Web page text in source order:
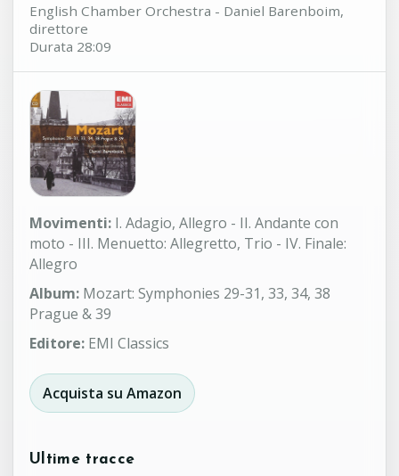
English Chamber Orchestra - Daniel Barenboim,
direttore
Durata 28:09
Movimenti: I. Adagio, Allegro - II. Andante con
moto - III. Menuetto: Allegretto, Trio - IV. Finale:
Allegro
Album: Mozart: Symphonies 29-31, 33, 34, 38
Prague & 39
Editore: EMI Classics
Acquista su Amazon
Ultime tracce